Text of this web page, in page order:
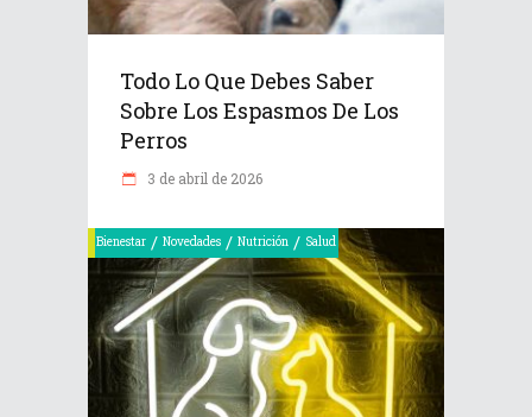
Todo Lo Que Debes Saber
Sobre Los Espasmos De Los
Perros
3 de abril de 2026
Bienestar / Novedades / Nutrición / Salud